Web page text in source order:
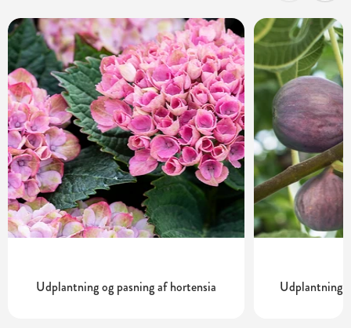
Udplantning og pasning af hortensia Udplantning